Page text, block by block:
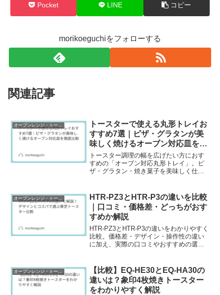
Pocket LINE コピー
morikoeguchiをフォローする
関連記事
トースターで使える丸形トレイお
すすめ7選｜ピザ・グラタンが美
味しく焼けるオーブン対応皿を徹
底比較
トースター調理の幅を広げたい方におす
すめの「オーブン対応丸形トレイ」。ピ
ザ・グラタン・焼き菓子を美味しく仕上
や、東芝HTR-W7やR8など主要トースタ
ーの庫内サイズに合うトレイ選びのポイ
ントも解説。トースター料理をもっと楽
しむための関連アイテムも掲載していま
す。
オーブンレンジ・トースター
HTR-PZ3とHTR-P3の違いを比較
｜口コミ・価格差・どっちがおす
すめか解説
HTR-PZ3とHTR-P3の違いをわかりやすく
比較。価格差・デザイン・操作性の違い
に加え、実際の口コミやおすすめの選び
ました。
オーブンレンジ・トースター
【比較】EQ-HE30とEQ-HA30の
違いは？象印4枚焼きトースター
をわかりやすく解説